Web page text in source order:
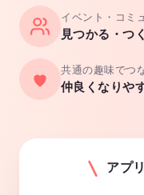
イベント・コミ
見つかる・つ
共通の趣味でつ
仲良くなりや
アプ